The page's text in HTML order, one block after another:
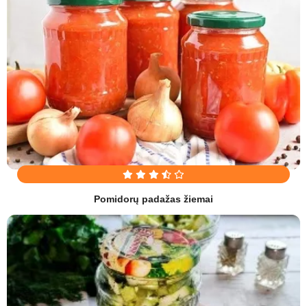
Pomidorų padažas žiemai